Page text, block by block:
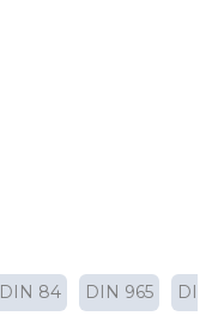
DIN 84 DIN 965